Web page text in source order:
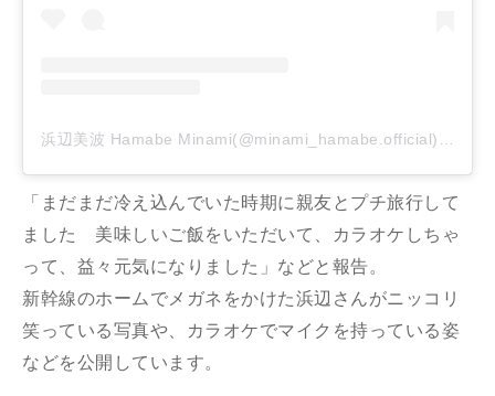
浜辺美波 Hamabe Minami(@minami_hamabe.official)がシェアした投稿
「まだまだ冷え込んでいた時期に親友とプチ旅行して
ました 美味しいご飯をいただいて、カラオケしちゃ
って、益々元気になりました」などと報告。
新幹線のホームでメガネをかけた浜辺さんがニッコリ
笑っている写真や、カラオケでマイクを持っている姿
などを公開しています。